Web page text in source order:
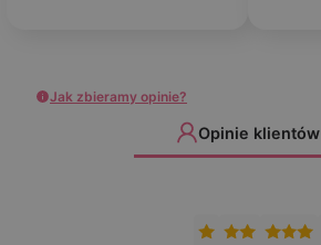
Jak zbieramy opinie?
Opinie klientów